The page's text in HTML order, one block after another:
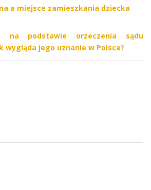
a miejsce zamieszkania dziecka
na podstawie orzeczenia sądu
wygląda jego uznanie w Polsce?